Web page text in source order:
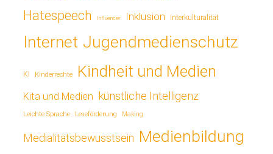
Hatespeech Influencer Inklusion Interkulturalität
Internet Jugendmedienschutz
KI Kinderrechte Kindheit und Medien
Kita und Medien künstliche Intelligenz
Leichte Sprache Leseförderung Making
Medialitätsbewusstsein Medienbildung